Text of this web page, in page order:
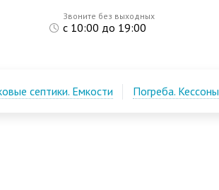
Звоните без выходных
с 10:00 до 19:00
септики. Емкости Погреба. Кессоны